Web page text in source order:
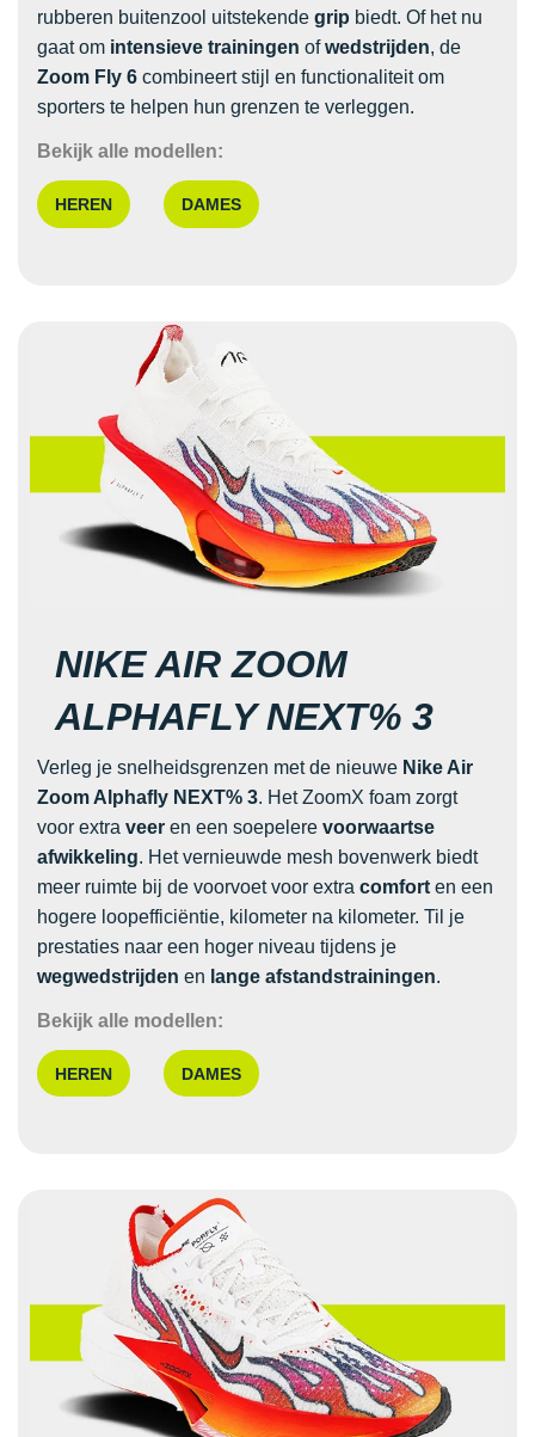
rubberen buitenzool uitstekende grip biedt. Of het nu
gaat om intensieve trainingen ofwedstrijden, de
Zoom Fly 6 combineert stijl en functionaliteit om
sporters te helpen hun grenzen te verleggen.
Bekijk alle modellen:
HEREN DAMES
NIKE AIR ZOOM
ALPHAFLY NEXT% 3
Verleg je snelheidsgrenzen met de nieuwe Nike Air
Zoom Alphafly NEXT% 3. Het ZoomX foam zorgt
voor extra veer en een soepelere voorwaartse
afwikkeling. Het vernieuwde mesh bovenwerk biedt
meer ruimte bij de voorvoet voor extra comfort en een
hogere loopefficiëntie, kilometer na kilometer. Til je
prestaties naar een hoger niveau tijdens je
wegwedstrijden en lange afstandstrainingen.
Bekijk alle modellen:
HEREN DAMES